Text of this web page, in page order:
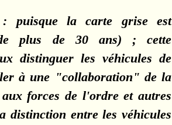
puisque la carte grise est
de plus de 30 ans) ; cette
distinguer les véhicules de
à une "collaboration" de la
forces de l'ordre et autres
distinction entre les véhicules